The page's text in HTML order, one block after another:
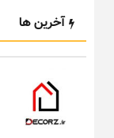
آخرین ها